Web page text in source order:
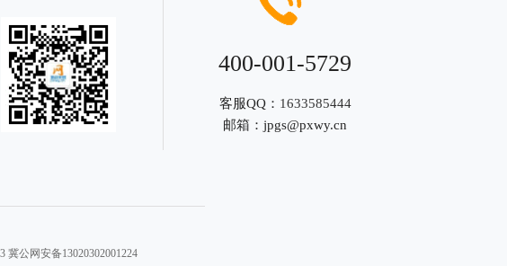
400-001-5729
客服QQ： 1633585444
邮箱： jpgs@pxwy.cn
冀公网安备13020302001224